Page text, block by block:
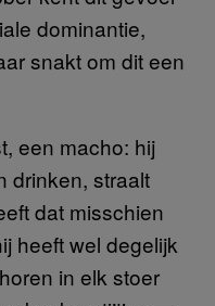
dominantie,
snakt om dit een
een macho: hij
drinken, straalt
dat misschien
heeft wel degelijk
in elk stoer